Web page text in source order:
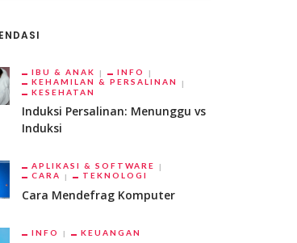
IBU & ANAK
INFO
KEHAMILAN & PERSALINAN
KESEHATAN
Induksi Persalinan: Menunggu vs
Induksi
APLIKASI & SOFTWARE
CARA
TEKNOLOGI
Cara Mendefrag Komputer
INFO KEUANGAN